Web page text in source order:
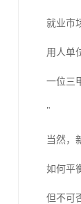
就业市
用人单
一位三
"
当然，
如何平
但不可